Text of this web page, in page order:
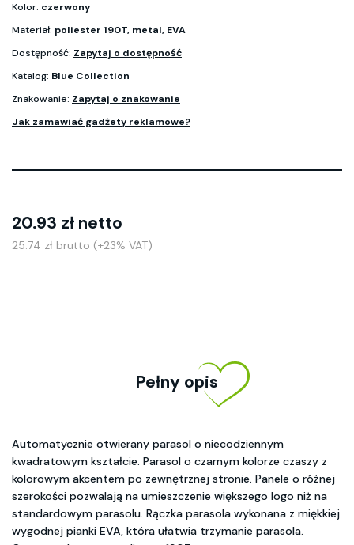
Kolor: czerwony
Materiał: poliester 190T, metal, EVA
Dostępność: Zapytaj o dostępność
Katalog: Blue Collection
Znakowanie: Zapytaj o znakowanie
Jak zamawiać gadżety reklamowe?
20.93 zł netto
25.74 zł brutto (+23% VAT)
Pełny opis
Automatycznie otwierany parasol o niecodziennym
kwadratowym kształcie. Parasol o czarnym kolorze czaszy z
kolorowym akcentem po zewnętrznej stronie. Panele o różnej
szerokości pozwalają na umieszczenie większego logo niż na
standardowym parasolu. Rączka parasola wykonana z miękkiej
wygodnej pianki EVA, która ułatwia trzymanie parasola.